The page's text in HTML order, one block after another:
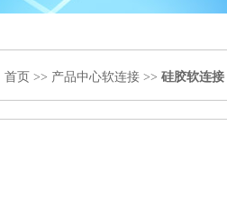
首页 >> 产品中心软连接 >> 硅胶软连接